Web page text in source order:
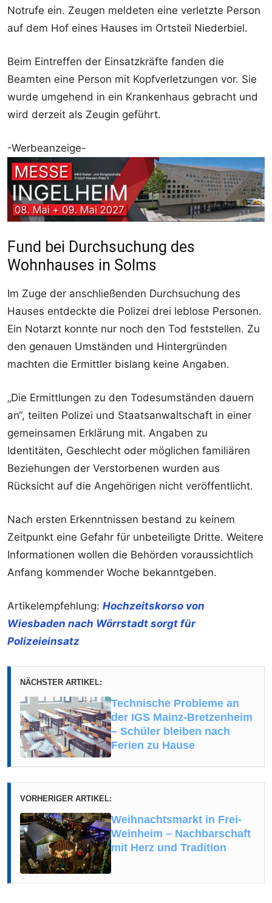
Notrufe ein. Zeugen meldeten eine verletzte Person
auf dem Hof eines Hauses im Ortsteil Niederbiel.
Beim Eintreffen der Einsatzkräfte fanden die
Beamten eine Person mit Kopfverletzungen vor. Sie
wurde umgehend in ein Krankenhaus gebracht und
wird derzeit als Zeugin geführt.
-Werbeanzeige-
Fund bei Durchsuchung des
Wohnhauses in Solms
Im Zuge der anschließenden Durchsuchung des
Hauses entdeckte die Polizei drei leblose Personen.
Ein Notarzt konnte nur noch den Tod feststellen. Zu
den genauen Umständen und Hintergründen
machten die Ermittler bislang keine Angaben.
„Die Ermittlungen zu den Todesumständen dauern
an“, teilten Polizei und Staatsanwaltschaft in einer
gemeinsamen Erklärung mit. Angaben zu
Identitäten, Geschlecht oder möglichen familiären
Beziehungen der Verstorbenen wurden aus
Rücksicht auf die Angehörigen nicht veröffentlicht.
Nach ersten Erkenntnissen bestand zu keinem
Zeitpunkt eine Gefahr für unbeteiligte Dritte. Weitere
Informationen wollen die Behörden voraussichtlich
Anfang kommender Woche bekanntgeben.
Artikelempfehlung: Hochzeitskorso von
Wiesbaden nach Wörrstadt sorgt für
Polizeieinsatz
NÄCHSTER ARTIKEL:
Technische Probleme an
der IGS Mainz-Bretzenheim
– Schüler bleiben nach
Ferien zu Hause
VORHERIGER ARTIKEL:
Weihnachtsmarkt in Frei-
Weinheim – Nachbarschaft
mit Herz und Tradition